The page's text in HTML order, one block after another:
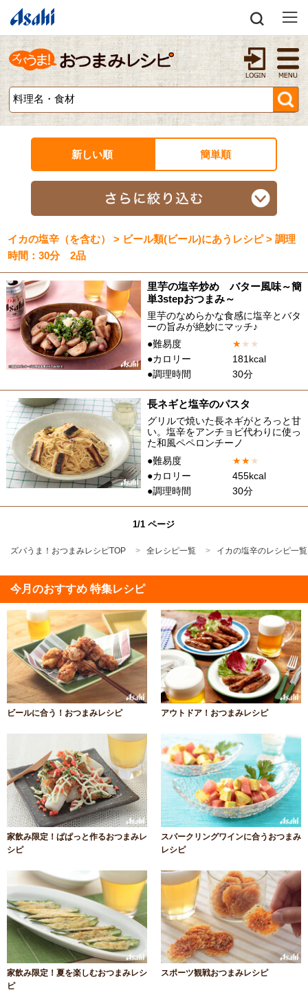
新しい順 簡単順
イカの塩辛（を含む） > ビール類(ビール)にあうレシピ > 調理
時間：30分 2品
里芋の塩辛炒め バター風味～簡
単3stepおつまみ～
里芋のなめらかな食感に塩辛とバタ
ーの旨みが絶妙にマッチ♪
●難易度
★★ ★
●カロリー
181kcal
●調理時間
30分
長ネギと塩辛のパスタ
グリルで焼いた長ネギがとろっと甘
い。塩辛をアンチョビ代わりに使っ
た和風ペペロンチーノ
●難易度
★★★
●カロリー
455kcal
●調理時間
30分
1/1 ページ
ズバうま！おつまみレシピTOP 全レシピ一覧 イカの塩辛のレシピ一覧
今月のおすすめ 特集レシピ
ビールに合う！おつまみレシピ アウトドア！おつまみレシピ
家飲み限定！ぱぱっと作るおつまみレ
シピ
スパークリングワインに合うおつまみ
レシピ
家飲み限定！夏を楽しむおつまみレシ
ピ
スポーツ観戦おつまみレシピ